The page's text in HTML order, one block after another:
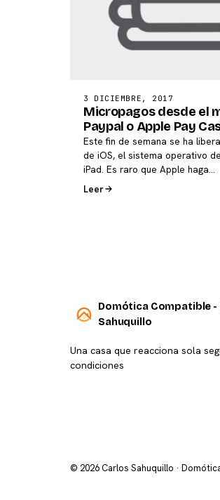
3 DICIEMBRE, 2017
Micropagos desde el
Paypal o Apple Pay
Este fin de semana se ha
de iOS, el sistema operativo
iPad. Es raro que Apple haga…
Leer
Domótica Compatible -
Sahuquillo
Una casa que reacciona sola
condiciones
© 2026 Carlos Sahuquillo ·